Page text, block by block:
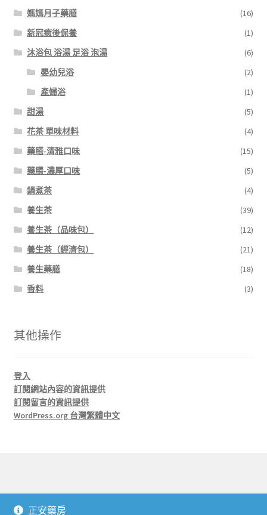
媽媽月子藥膳
(16)
新冠癒後保養
(1)
沐浴包 浴湯 足浴 泡湯
(6)
嬰幼兒浴
(2)
產婦浴
(1)
甜湯
(5)
花茶 單味材料
(4)
藥膳-清雅口味
(15)
藥膳-濃厚口味
(5)
鍋煮茶
(4)
養生茶
(39)
養生茶（品味包）
(12)
養生茶（經濟包）
(21)
養生藥膳
(18)
香料
(3)
其他操作
登入
訂閱網站內容的資訊提供
訂閱留言的資訊提供
WordPress.org 台灣繁體中文
正安藥房